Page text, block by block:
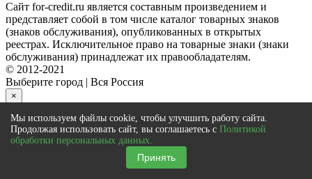
Сайт for-credit.ru является составным произведением и
представляет собой в том числе каталог товарных знаков
(знаков обслуживания), опубликованных в открытых
реестрах. Исключительное право на товарные знаки (знаки
обслуживания) принадлежат их правообладателям.
© 2012-2021
Выберите город | Вся Россия
×
close
К сожалению отправка заявки в
Воспользуйтесь сервисом онлайн заявки, либо выберите
Мы используем файлы cookie, чтобы улучшить работу сайта.
Продолжая использовать сайт, вы соглашаетесь с Политикой
обработки персональных данных.
Принять